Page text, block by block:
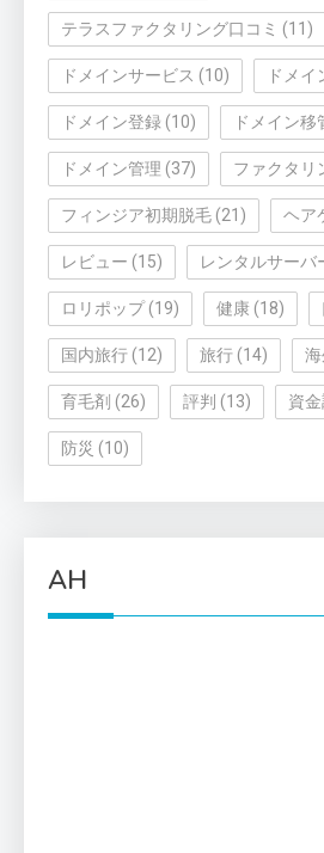
テラスファクタリング口コミ (11)
ドメインサービス (10) ドメイ
ドメイン登録 (10) ドメイン移
ドメイン管理 (37) ファクタリ
フィンジア初期脱毛 (21) ヘア
レビュー (15) レンタルサーバ
ロリポップ(19) 健康 (18)
国内旅行 (12) 旅行 (14)
育毛剤 (26) 評判 (13) 資
防災 (10)
AH